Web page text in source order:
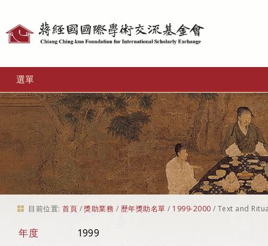
選單
目前位置: 首頁 /獎助業務 / 歷年獎助名單 / 1999-2000 / Text and
年度
1999